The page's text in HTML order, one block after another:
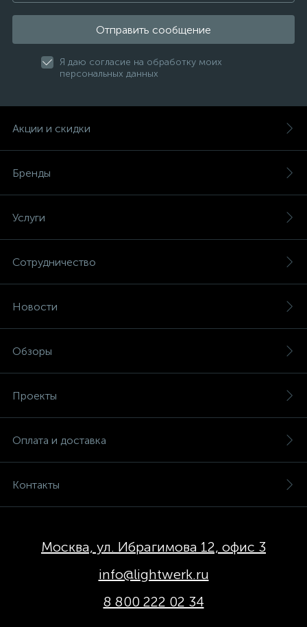
Отправить сообщение
Я даю согласие на обработку моих
персональных данных
Акции и скидки
Бренды
Услуги
Сотрудничество
Новости
Обзоры
Проекты
Оплата и доставка
Контакты
Москва, ул. Ибрагимова 12, офис 3
info@lightwerk.ru
8 800 222 02 34